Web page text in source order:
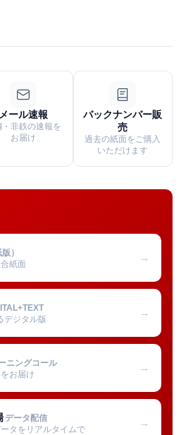
メール速報
・非鉄の速報を
お届け
バックナンバー販
売
過去の紙面をご購入
いただけます
版）
紙面
→
デジタル版
→
ニングコール
お届け
→
データ配信
タをリアルタイムで
→